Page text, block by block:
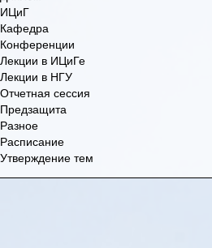
ИЦиГ
Кафедра
Конференции
Лекции в ИЦиГе
Лекции в НГУ
Отчетная сессия
Предзащита
Разное
Расписание
Утверждение тем